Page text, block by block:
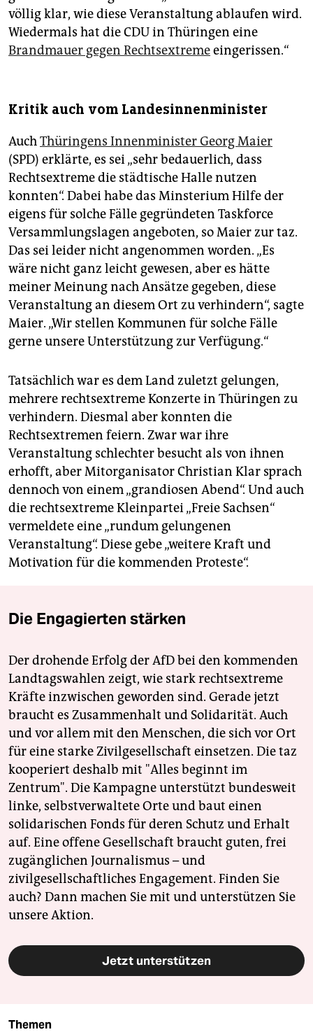
völlig klar, wie diese Veranstaltung ablaufen wird.
Wiedermals hat die CDU in Thüringen eine
Brandmauer gegen Rechtsextremeeingerissen.“
Kritik auch vom Landesinnenminister
AuchThüringens Innenminister Georg Maier
(SPD) erklärte, es sei „sehr bedauerlich, dass
Rechtsextreme die städtische Halle nutzen
konnten“. Dabei habe das Minsterium Hilfe der
eigens für solche Fälle gegründeten Taskforce
Versammlungslagen angeboten, so Maier zur taz.
Das sei leider nicht angenommen worden. „Es
wäre nicht ganz leicht gewesen, aber es hätte
meiner Meinung nach Ansätze gegeben, diese
Veranstaltung an diesem Ort zu verhindern“, sagte
Maier. „Wir stellen Kommunen für solche Fälle
gerne unsere Unterstützung zur Verfügung.“
Tatsächlich war es dem Land zuletzt gelungen,
mehrere rechtsextreme Konzerte in Thüringen zu
verhindern. Diesmal aber konnten die
Rechtsextremen feiern. Zwar war ihre
Veranstaltung schlechter besucht als von ihnen
erhofft, aber Mitorganisator Christian Klar sprach
dennoch von einem „grandiosen Abend“. Und auch
die rechtsextreme Kleinpartei „Freie Sachsen“
vermeldete eine „rundum gelungenen
Veranstaltung“. Diese gebe „weitere Kraft und
Motivation für die kommenden Proteste“.
Die Engagierten stärken
Der drohende Erfolg der AfD bei den kommenden
Landtagswahlen zeigt, wie stark rechtsextreme
Kräfte inzwischen geworden sind. Gerade jetzt
braucht es Zusammenhalt und Solidarität. Auch
und vor allem mit den Menschen, die sich vor Ort
für eine starke Zivilgesellschaft einsetzen. Die taz
kooperiert deshalb mit "Alles beginnt im
Zentrum". Die Kampagne unterstützt bundesweit
linke, selbstverwaltete Orte und baut einen
solidarischen Fonds für deren Schutz und Erhalt
auf. Eine offene Gesellschaft braucht guten, frei
zugänglichen Journalismus – und
zivilgesellschaftliches Engagement. Finden Sie
auch? Dann machen Sie mit und unterstützen Sie
unsere Aktion.
Jetzt unterstützen
Themen